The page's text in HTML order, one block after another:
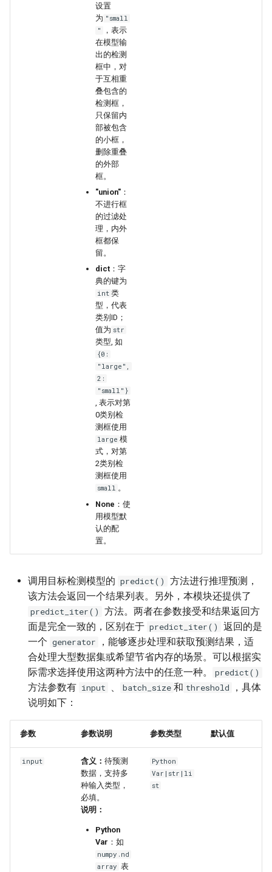
设置
为 "small
"
，表示
在模型输
出的检测
框中，对
于互相重
叠包含的
检测框，
只保留内
部被包含
的小框，
删除重叠
的外部
框。
"union" ：
不进行框
的过滤处
理，内外
框都保
留。
dict ：字
典的键为
int 类
型，代表
类别ID；
值为 str
类型, 如
{0:
"large",
2:
"small"}
, 表示对第
0类别检
测框使用
large 模
式，对第
2类别检
测框使用
small 。
None ：使
用模型默
认的配
置。
调用目标检测模型的 predict()
方法进行推理预测，
该方法会返回一个结果列表。另外，本模块还提供了
predict_iter()
方法。两者在参数接受和结果返回方
面是完全一致的，区别在于 predict_iter()
返回的是
一个 generator
，能够逐步处理和获取预测结果，适
合处理大型数据集或希望节省内存的场景。可以根据实
际需求选择使用这两种方法中的任意一种。
predict()
方法参数有 input 、 batch_size 和 threshold
，具体
说明如下：
参数 参数说明 参数类型 默认值
input 含义： 待预测
数据，支持多
种输入类型，
必填。
说明：
Python
Var ：如
numpy.nd
array 表
Python
Var|str|li
st